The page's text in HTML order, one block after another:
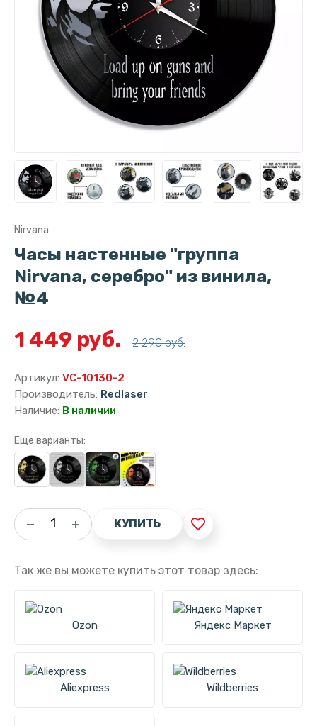
Nirvana
Часы настенные "группа
Nirvana, серебро" из винила,
№4
1 449 руб. 2 290 руб.
Артикул: VC-10130-2
Производитель: Redlaser
Наличие: В наличии
Еще варианты:
КУПИТЬ favorite_border
Так же вы можете купить этот товар здесь:
Ozon Яндекс Маркет
Aliexpress Wildberries